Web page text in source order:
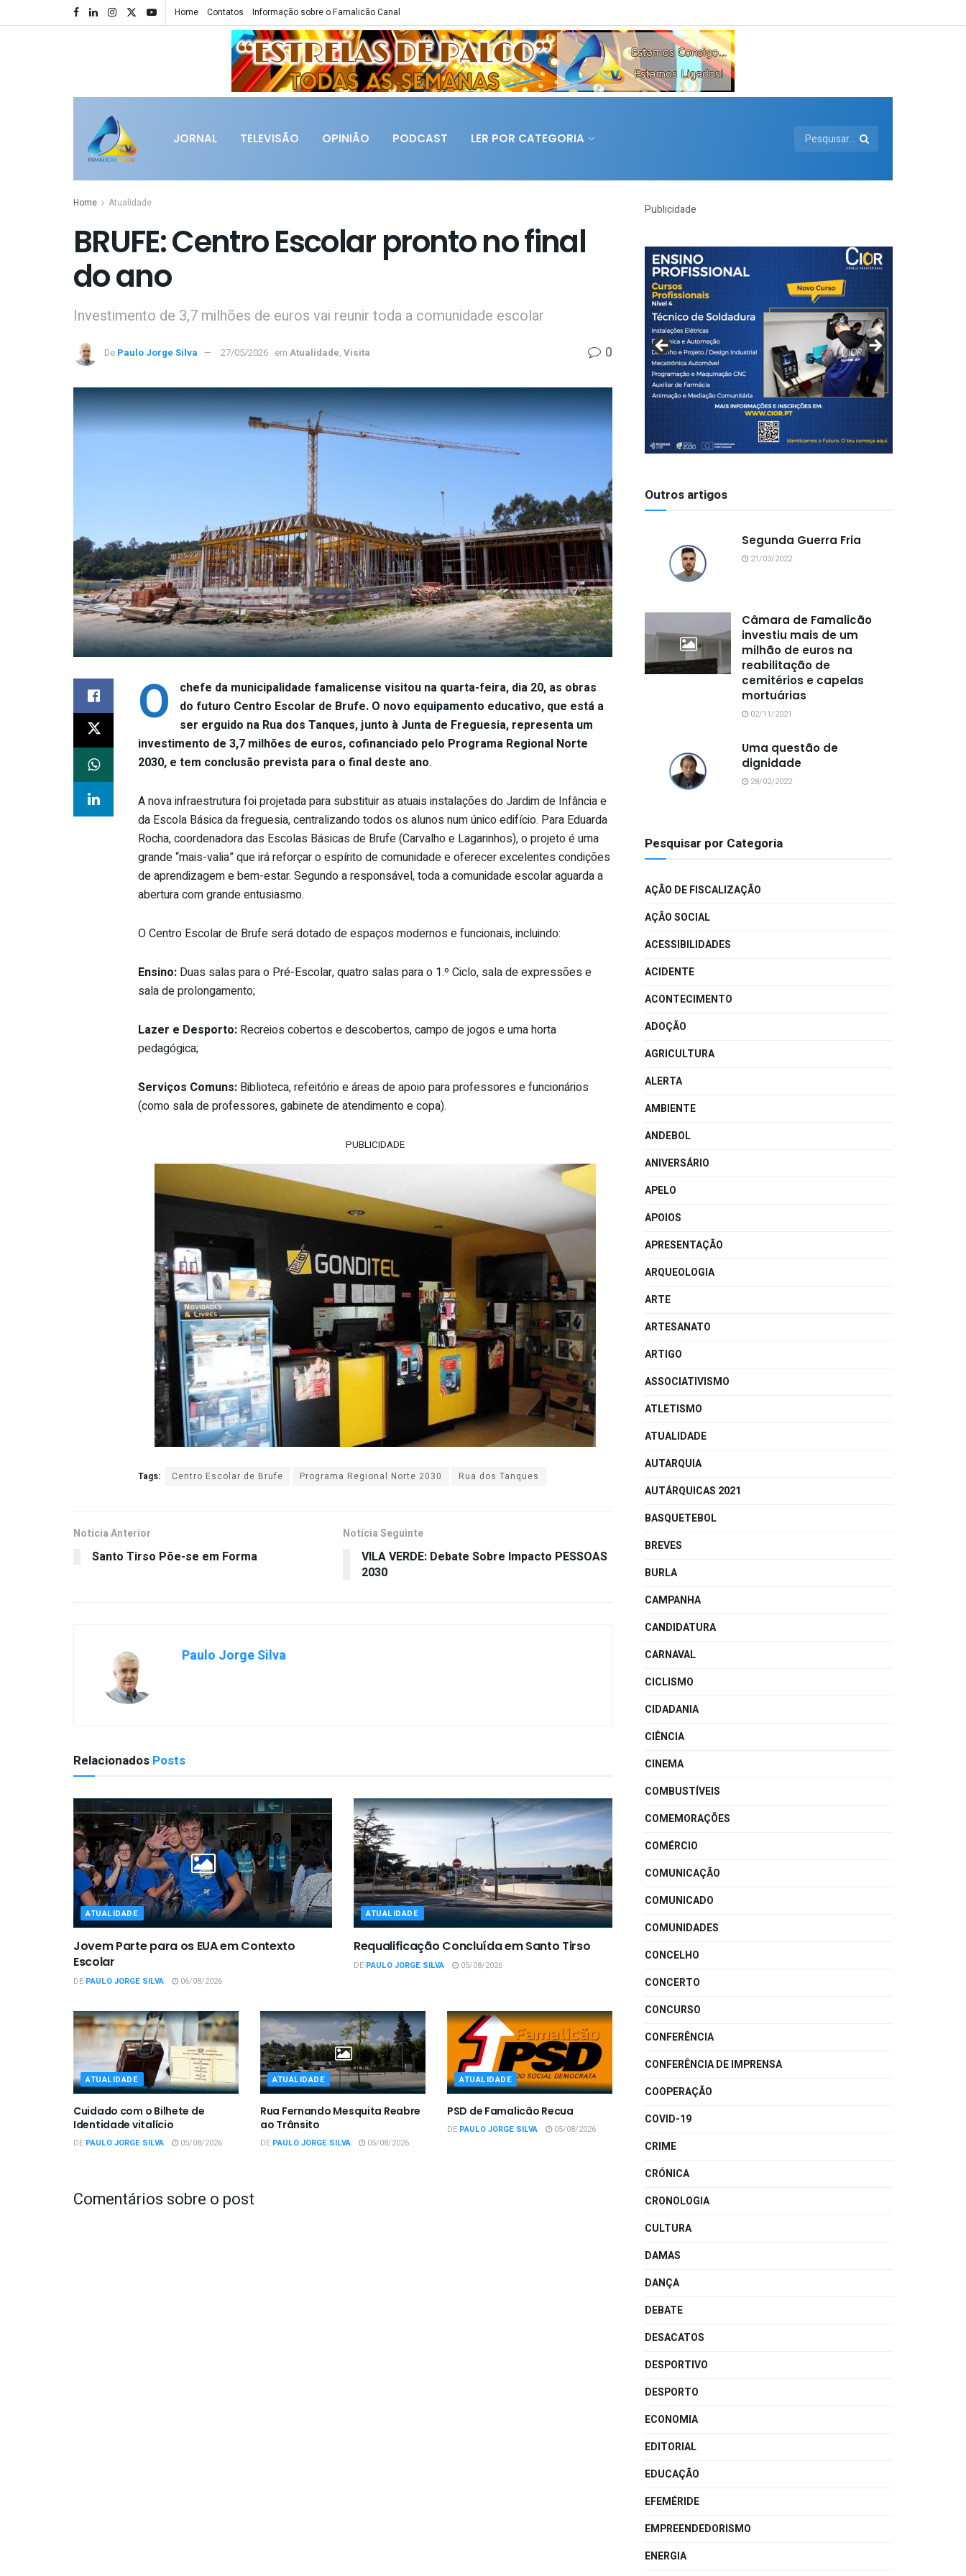
Home Contatos Informação sobre o Famalicão Canal
JORNAL TELEVISÃO OPINIÃO PODCAST LER POR CATEGORIA
Home Atualidade
BRUFE: Centro Escolar pronto no final
do ano
Investimento de 3,7 milhões de euros vai reunir toda a comunidade escolar
De Paulo Jorge Silva 27/05/2026 em Atualidade, Visita 0
O
chefe da municipalidade famalicense visitou na quarta-feira, dia 20, as obras
do futuro Centro Escolar de Brufe. O novo equipamento educativo, que está a
ser erguido na Rua dos Tanques, junto à Junta de Freguesia, representa um
investimento de 3,7 milhões de euros, cofinanciado pelo Programa Regional Norte
2030, e tem conclusão prevista para o final deste ano.
A nova infraestrutura foi projetada para substituir as atuais instalações do Jardim de Infância e
da Escola Básica da freguesia, centralizando todos os alunos num único edifício. Para Eduarda
Rocha, coordenadora das Escolas Básicas de Brufe (Carvalho e Lagarinhos), o projeto é uma
grande “mais-valia” que irá reforçar o espírito de comunidade e oferecer excelentes condições
de aprendizagem e bem-estar. Segundo a responsável, toda a comunidade escolar aguarda a
abertura com grande entusiasmo.
O Centro Escolar de Brufe será dotado de espaços modernos e funcionais, incluindo:
Ensino: Duas salas para o Pré-Escolar, quatro salas para o 1.º Ciclo, sala de expressões e
sala de prolongamento;
Lazer e Desporto: Recreios cobertos e descobertos, campo de jogos e uma horta
pedagógica;
Serviços Comuns: Biblioteca, refeitório e áreas de apoio para professores e funcionários
(como sala de professores, gabinete de atendimento e copa).
PUBLICIDADE
Tags: Centro Escolar de Brufe Programa Regional Norte 2030 Rua dos Tanques
Notícia Anterior
Santo Tirso Põe-se em Forma
Notícia Seguinte
VILA VERDE: Debate Sobre Impacto PESSOAS
2030
Paulo Jorge Silva
Relacionados Posts
ATUALIDADE
Jovem Parte para os EUA em Contexto
Escolar
DE PAULO JORGE SILVA 06/08/2026
ATUALIDADE
Requalificação Concluída em Santo Tirso
DE PAULO JORGE SILVA 05/08/2026
ATUALIDADE
Cuidado com o Bilhete de
Identidade vitalício
DE PAULO JORGE SILVA 05/08/2026
ATUALIDADE
Rua Fernando Mesquita Reabre
ao Trânsito
DE PAULO JORGE SILVA 05/08/2026
ATUALIDADE
PSD de Famalicão Recua
DE PAULO JORGE SILVA 05/08/2026
Comentários sobre o post
Publicidade
Outros artigos
Segunda Guerra Fria
21/03/2022
Câmara de Famalicão
investiu mais de um
milhão de euros na
reabilitação de
cemitérios e capelas
mortuárias
02/11/2021
Uma questão de
dignidade
28/02/2022
Pesquisar por Categoria
AÇÃO DE FISCALIZAÇÃO
AÇÃO SOCIAL
ACESSIBILIDADES
ACIDENTE
ACONTECIMENTO
ADOÇÃO
AGRICULTURA
ALERTA
AMBIENTE
ANDEBOL
ANIVERSÁRIO
APELO
APOIOS
APRESENTAÇÃO
ARQUEOLOGIA
ARTE
ARTESANATO
ARTIGO
ASSOCIATIVISMO
ATLETISMO
ATUALIDADE
AUTARQUIA
AUTÁRQUICAS 2021
BASQUETEBOL
BREVES
BURLA
CAMPANHA
CANDIDATURA
CARNAVAL
CICLISMO
CIDADANIA
CIÊNCIA
CINEMA
COMBUSTÍVEIS
COMEMORAÇÕES
COMÉRCIO
COMUNICAÇÃO
COMUNICADO
COMUNIDADES
CONCELHO
CONCERTO
CONCURSO
CONFERÊNCIA
CONFERÊNCIA DE IMPRENSA
COOPERAÇÃO
COVID-19
CRIME
CRÓNICA
CRONOLOGIA
CULTURA
DAMAS
DANÇA
DEBATE
DESACATOS
DESPORTIVO
DESPORTO
ECONOMIA
EDITORIAL
EDUCAÇÃO
EFEMÉRIDE
EMPREENDEDORISMO
ENERGIA